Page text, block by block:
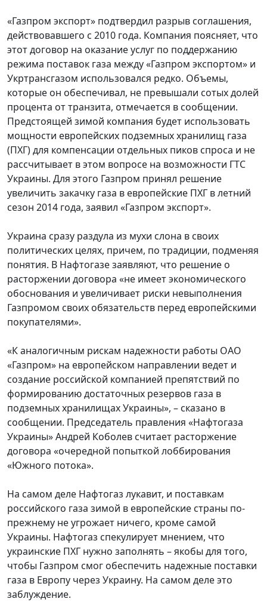
«Газпром экспорт» подтвердил разрыв соглашения,
действовавшего с 2010 года. Компания поясняет, что
этот договор на оказание услуг по поддержанию
режима поставок газа между «Газпром экспортом» и
Укртрансгазом использовался редко. Объемы,
которые он обеспечивал, не превышали сотых долей
процента от транзита, отмечается в сообщении.
Предстоящей зимой компания будет использовать
мощности европейских подземных хранилищ газа
(ПХГ) для компенсации отдельных пиков спроса и не
рассчитывает в этом вопросе на возможности ГТС
Украины. Для этого Газпром принял решение
увеличить закачку газа в европейские ПХГ в летний
сезон 2014 года, заявил «Газпром экспорт».
Украина сразу раздула из мухи слона в своих
политических целях, причем, по традиции, подменяя
понятия. В Нафтогазе заявляют, что решение о
расторжении договора «не имеет экономического
обоснования и увеличивает риски невыполнения
Газпромом своих обязательств перед европейскими
покупателями».
«К аналогичным рискам надежности работы ОАО
«Газпром» на европейском направлении ведет и
создание российской компанией препятствий по
формированию достаточных резервов газа в
подземных хранилищах Украины», – сказано в
сообщении. Председатель правления «Нафтогаза
Украины» Андрей Коболев считает расторжение
договора «очередной попыткой лоббирования
«Южного потока».
На самом деле Нафтогаз лукавит, и поставкам
российского газа зимой в европейские страны по-
прежнему не угрожает ничего, кроме самой
Украины. Нафтогаз спекулирует мнением, что
украинские ПХГ нужно заполнять – якобы для того,
чтобы Газпром смог обеспечить надежные поставки
газа в Европу через Украину. На самом деле это
заблуждение.